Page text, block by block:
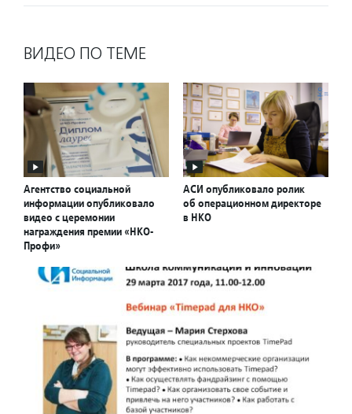
ВИДЕО ПО ТЕМЕ
Агентство социальной
информации опубликовало
видео с церемонии
награждения премии «НКО-
Профи»
АСИ опубликовало ролик
об операционном директоре
в НКО